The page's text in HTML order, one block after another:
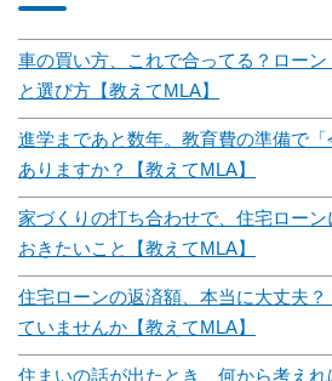
車の買い方、これで合ってる？ロー
と選び方【教えてMLA】
進学まであと数年。教育費の準備で
ありますか？【教えてMLA】
家づくりの打ち合わせで、住宅ロー
おきたいこと【教えてMLA】
住宅ローンの返済額、本当に大丈夫
ていませんか【教えてMLA】
住まいの話が出たとき、何から考え